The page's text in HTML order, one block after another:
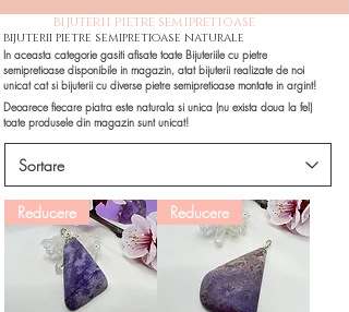
bijuterii pietre semipretioase
bijuterii pietre semipretioase naturale
In aceasta categorie gasiti afisate toate Bijuteriile cu pietre
semipretioase disponibile in magazin, atat bijuterii realizate de noi
unicat cat si bijuterii cu diverse pietre semipretioase montate in argint!​
Deoarece fiecare piatra este naturala si unica (nu exista doua la fel)
toate produsele din magazin sunt unicat!​
Reducere Reducere